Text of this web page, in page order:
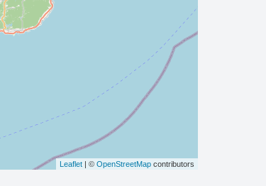
Leaflet | © OpenStreetMap contributors